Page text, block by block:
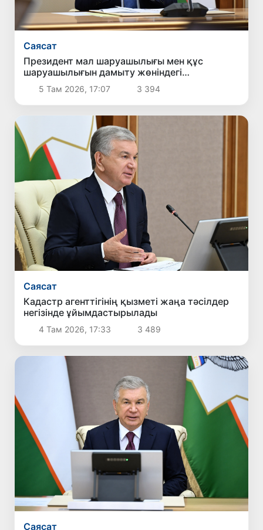
Саясат
Президент мал шаруашылығы мен құс
шаруашылығын дамыту жөніндегі
шаралармен танысты
5 Там 2026, 17:07 3 394
Саясат
Кадастр агенттігінің қызметі жаңа тәсілдер
негізінде ұйымдастырылады
4 Там 2026, 17:33 3 489
Саясат